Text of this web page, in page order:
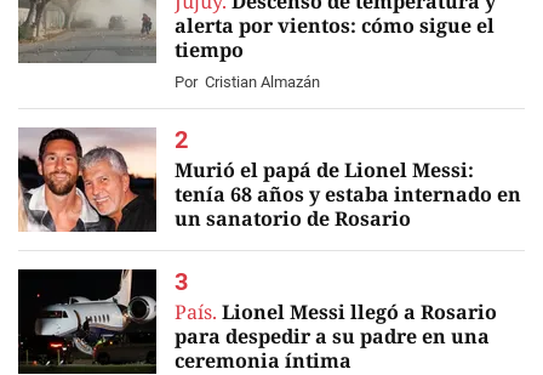
alerta por vientos: cómo sigue el
tiempo
Por Cristian Almazán
EN VIVO
Murió el papá de Lionel Messi:
tenía 68 años y estaba internado en
un sanatorio de Rosario
País. Lionel Messi llegó a Rosario
para despedir a su padre en una
ceremonia íntima